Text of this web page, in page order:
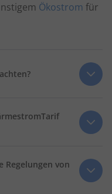
Ökostrom für
ganz einfach. Du
neues Zuhause.
oder du gekündigt
rechtzeitig
kann 22:00
Regelungen von